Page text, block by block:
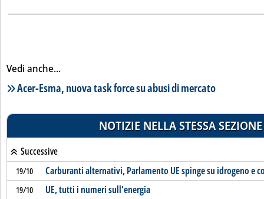
Vedi anche...
Lista notizie correlate
Acer-Esma, nuova task force su abusi di mercato
NOTIZIE NELLA STESSA SEZIONE
Successive
19/10 Carburanti alternativi, Parlamento UE spinge su idrogeno e
19/10 UE, tutti i numeri sull'energia